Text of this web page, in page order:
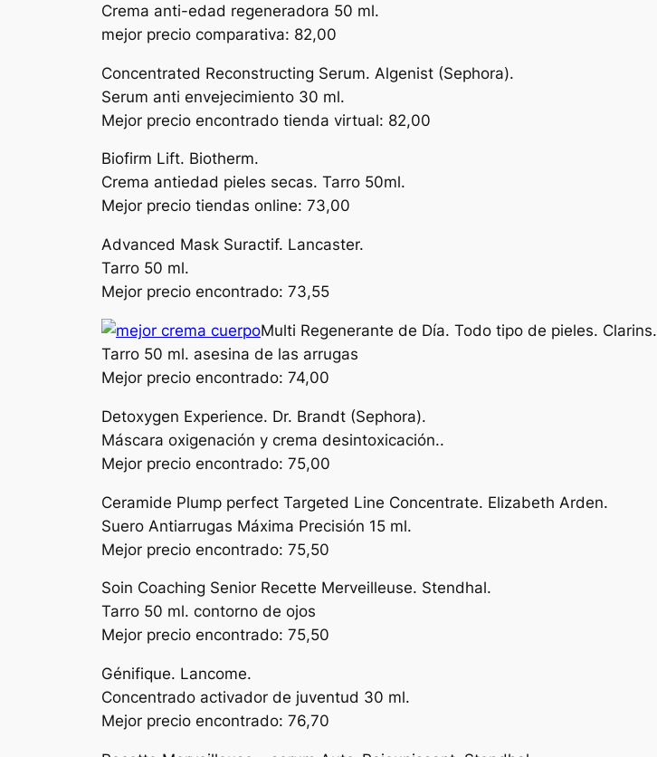
Crema anti-edad regeneradora 50 ml.
mejor precio comparativa: 82,00
Concentrated Reconstructing Serum. Algenist (Sephora).
Serum anti envejecimiento 30 ml.
Mejor precio encontrado tienda virtual: 82,00
Biofirm Lift. Biotherm.
Crema antiedad pieles secas. Tarro 50ml.
Mejor precio tiendas online: 73,00
Advanced Mask Suractif. Lancaster.
Tarro 50 ml.
Mejor precio encontrado: 73,55
Multi Regenerante de Día. Todo tipo de pieles. Clarins.
Tarro 50 ml. asesina de las arrugas
Mejor precio encontrado: 74,00
Detoxygen Experience. Dr. Brandt (Sephora).
Máscara oxigenación y crema desintoxicación..
Mejor precio encontrado: 75,00
Ceramide Plump perfect Targeted Line Concentrate. Elizabeth Arden.
Suero Antiarrugas Máxima Precisión 15 ml.
Mejor precio encontrado: 75,50
Soin Coaching Senior Recette Merveilleuse. Stendhal.
Tarro 50 ml. contorno de ojos
Mejor precio encontrado: 75,50
Génifique. Lancome.
Concentrado activador de juventud 30 ml.
Mejor precio encontrado: 76,70